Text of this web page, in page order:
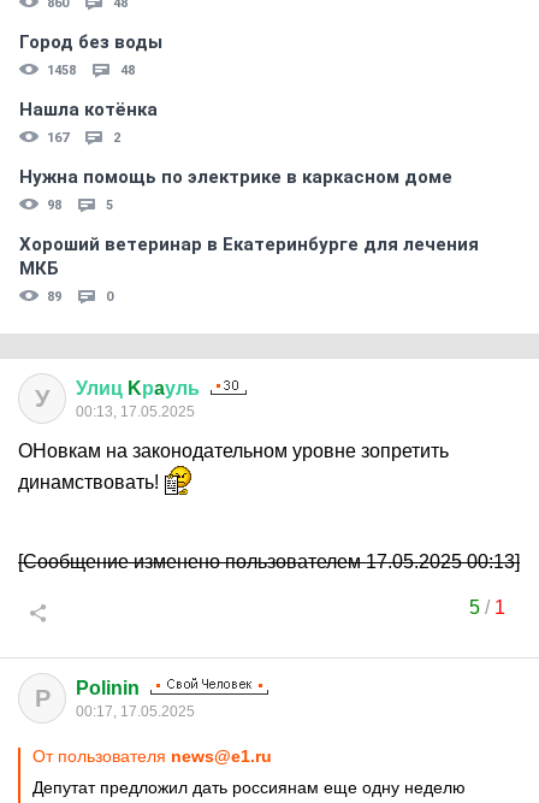
Город без воды
1458 48
Нашла котёнка
167 2
Нужна помощь по электрике в каркасном доме
98 5
Хороший ветеринар в Екатеринбурге для лечения
МКБ
89 0
У Улиц Kрaуль
00:13, 17.05.2025
ОНовкам на законодательном уровне зопретить
динамствовать!
[Сообщение изменено пользователем 17.05.2025 00:13]
5/ 1
P Polinin
00:17, 17.05.2025
От пользователя news@e1.ru
Депутат предложил дать россиянам еще одну неделю